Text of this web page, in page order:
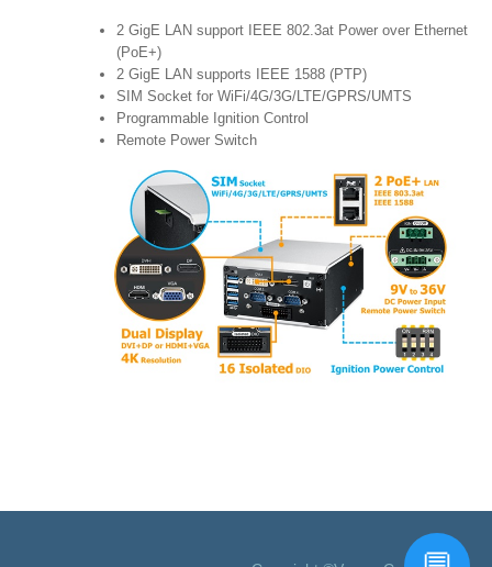
2 GigE LAN support IEEE 802.3at Power over Ethernet
(PoE+)
2 GigE LAN supports IEEE 1588 (PTP)
SIM Socket for WiFi/4G/3G/LTE/GPRS/UMTS
Programmable Ignition Control
Remote Power Switch